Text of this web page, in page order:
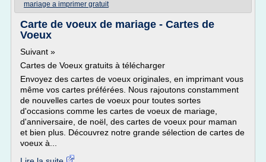
mariage a imprimer gratuit
Carte de voeux de mariage - Cartes de
Voeux
Suivant »
Cartes de Voeux gratuits à télécharger
Envoyez des cartes de voeux originales, en imprimant vous
même vos cartes préférées. Nous rajoutons constamment
de nouvelles cartes de voeux pour toutes sortes
d'occasions comme les cartes de voeux de mariage,
d'anniversaire, de noël, des cartes de voeux pour maman
et bien plus. Découvrez notre grande sélection de cartes de
voeux à...